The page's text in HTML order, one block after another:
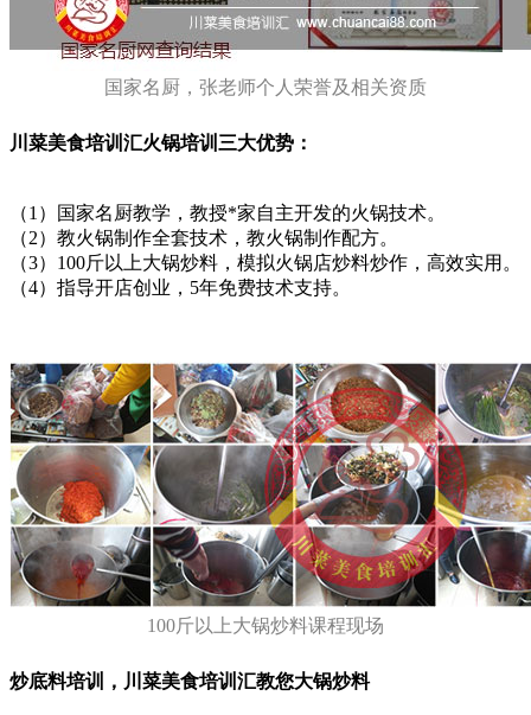
国家名厨，张老师个人荣誉及相关资质
川菜美食培训汇火锅培训三大优势：
（1）国家名厨教学，教授*家自主开发的火锅技术。
（2）教火锅制作全套技术，教火锅制作配方。
（3）100斤以上大锅炒料，模拟火锅店炒料炒作，高效实用。
（4）指导开店创业，5年免费技术支持。
100斤以上大锅炒料课程现场
炒底料培训，川菜美食培训汇教您大锅炒料